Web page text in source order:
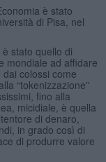
è stato
di Pisa, nel
stato quello di
mondiale ad affidare
colossi come
“tokenizzazione”
fino alla
micidiale, è quella
di denaro,
in grado così di
di produrre valore